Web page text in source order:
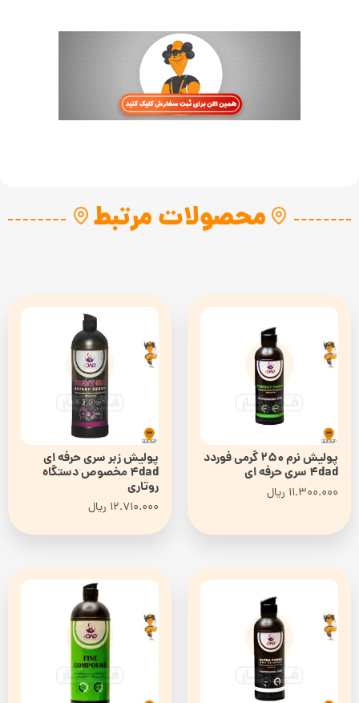
محصولات مرتبط
پولیش نرم 250 گرمی فوردد
4dad سری حرفه ای
11.300.000 ریال
پولیش زبر سری حرفه ای
4dad مخصوص دستگاه
روتاری
12.710.000 ریال